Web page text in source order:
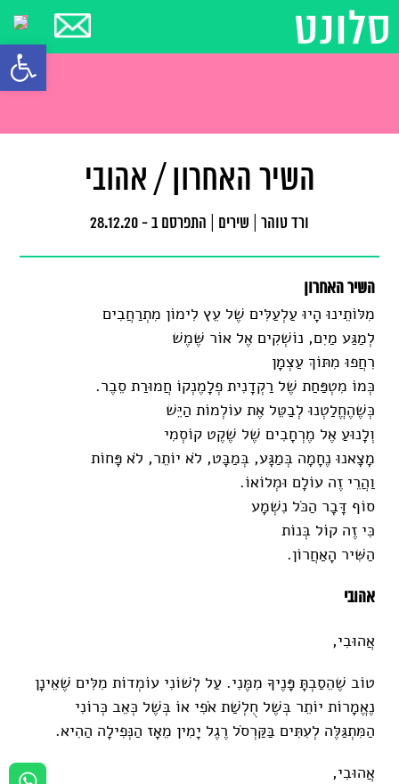
פתח
השיר האחרון / אהובי
ורד טוהר שירים התפרסם ב - 28.12.20
השיר האחרון
מִלּוֹתֵינוּ הָיוּ עַלְעַלִּים שֶׁל עֵץ לִימוֹן מִתְרַחֲבִים
לְמַגַּע מַיִם, נוֹשְׁקִים אֶל אוֹר שֶּׁמֶשׁ
רִחֲפוּ מִתּוֹךְ עַצְמָן
כְּמוֹ מִטְפַּחַת שֶׁל רַקְדָנִית פְלָמֶנְקוֹ חֲמוּרַת סֵבֶר.
כְּשֶׁהֶחֱלַטְנוּ לְבַטֵּל אֶת עוֹלְמוֹת הַיֵּשׁ
וְלָנוּעַ אֶל מֶרְחָבִים שֶׁל שֶׁקֶט קוֹסְמִי
מָצָאנוּ נֶחָמָה בְּמַגָּע, בְּמַבָּט, לֹא יוֹתֵר, לֹא פָּחוֹת
וַהֲרֵי זֶה עוֹלָם וּמְלוֹאוֹ.
סוֹף דָּבָר הַכֹּל נִשְׁמָע
כִּי זֶה קוֹל בְּנוֹת
הַשִּׁיר הָאַחֲרוֹן.
אהובי
אֲהוּבִי,
טוֹב שֶׁהֵסַבְתָּ פָּנֶיךָ מִמֶּנִי. עַל לְשׁוֹנִי עוֹמְדוֹת מִלִּים שֶׁאֵינָן
נֶאֱמָרוֹת יוֹתֵר בְּשֶׁל חֻלְשַׁת אֹפִי אוֹ בְּשֶׁל כְּאֵב כְּרוֹנִי
הַמִּתְגַּלֶּה לְעִתִּים בַּקַּרְסֹל רֶגֶל יָמִין מֵאָז הַנְּפִילָה הַהִיא.
אֲהוּבִי,